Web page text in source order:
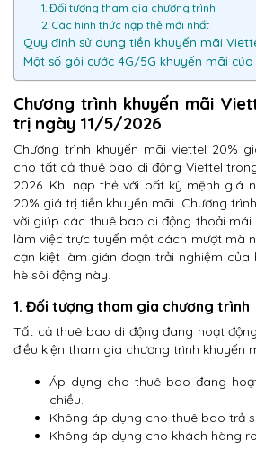
1. Đối tượng tham gia chương trình
2. Các hình thức nạp thẻ mới nhất
Quy định sử dụng tiền khuyến mãi
Một số gói cước 4G/5G khuyến mãi của
Chương trình khuyến mãi
trị ngày 11/5/2026
Chương trình khuyến mãi viettel 20%
cho tất cả thuê bao di động Viettel
2026. Khi nạp thẻ với bất kỳ mệnh giá
20% giá trị tiền khuyến mãi. Chương
vời giúp các thuê bao di động thoải mái
làm việc trực tuyến một cách mượt mà
cạn kiệt làm gián đoạn trải nghiệm của
hè sôi động này.
1. Đối tượng tham gia chương trình
Tất cả thuê bao di động đang hoạt
điều kiện tham gia chương trình khuyến
Áp dụng cho thuê bao đang
chiều.
Không áp dụng cho thuê bao trả
Không áp dụng cho khách hàng